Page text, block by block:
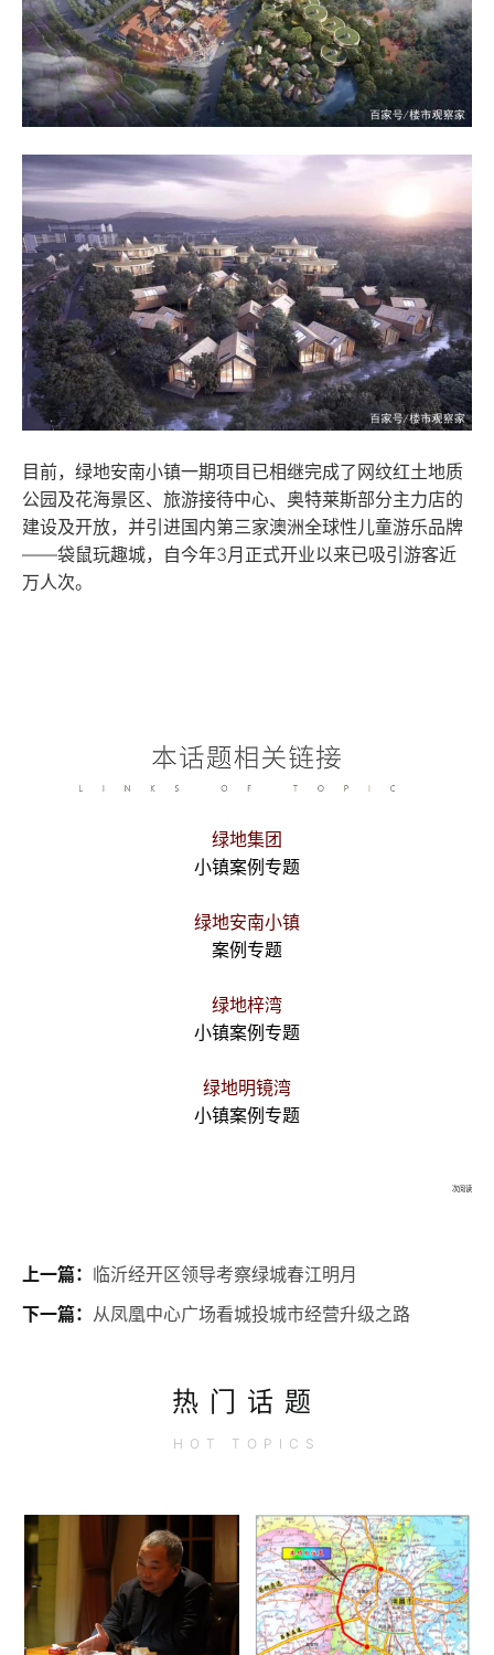
目前，绿地安南小镇一期项目已相继完成了网纹红土地质
公园及花海景区、旅游接待中心、奥特莱斯部分主力店的
建设及开放，并引进国内第三家澳洲全球性儿童游乐品牌
——袋鼠玩趣城，自今年3月正式开业以来已吸引游客近
万人次。
绿地集团
小镇案例专题
绿地安南小镇
案例专题
绿地梓湾
小镇案例专题
绿地明镜湾
小镇案例专题
次阅读
上一篇： 临沂经开区领导考察绿城春江明月
下一篇： 从凤凰中心广场看城投城市经营升级之路
热门话题
HOT TOPICS